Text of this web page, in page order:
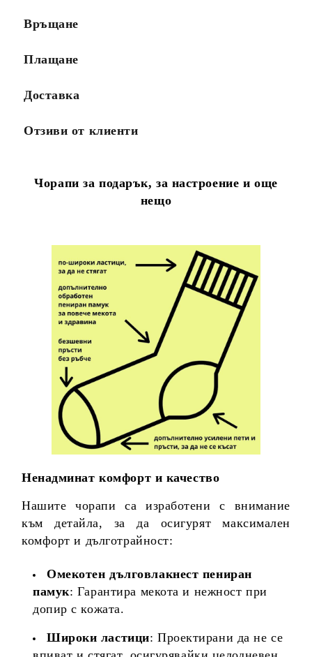
Връщане
Плащане
Доставка
Отзиви от клиенти
Чорапи за подарък, за настроение и още
нещо
Ненадминат комфорт и качество
Нашите чорапи са изработени с внимание
към детайла, за да осигурят максимален
комфорт и дълготрайност:
Омекотен дълговлакнест пениран
памук: Гарантира мекота и нежност при
допир с кожата.
Широки ластици: Проектирани да не се